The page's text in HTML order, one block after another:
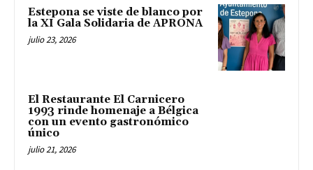
Estepona se viste de blanco por
la XI Gala Solidaria de APRONA
julio 23, 2026
El Restaurante El Carnicero
1993 rinde homenaje a Bélgica
con un evento gastronómico
único
julio 21, 2026